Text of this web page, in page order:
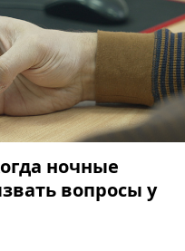
ночные
вопросы у